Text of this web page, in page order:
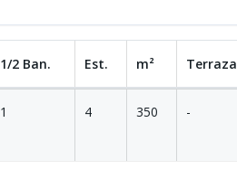
1/2 Ban. Est. m² Terraza
1 4 350 -